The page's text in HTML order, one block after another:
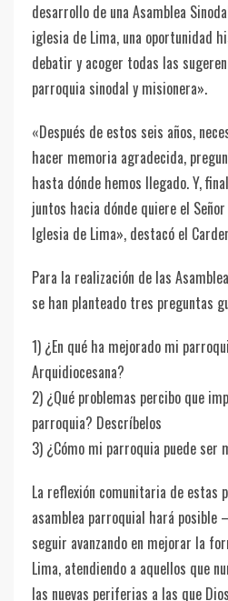
desarrollo de una Asamblea
iglesia de Lima, una oportunidad
debatir y acoger todas las
parroquia sinodal y misionera».
«Después de estos seis años,
hacer memoria agradecida,
hasta dónde hemos llegado. Y,
juntos hacia dónde quiere el
Iglesia de Lima», destacó el
Para la realización de las
se han planteado tres preguntas
1) ¿En qué ha mejorado mi
Arquidiocesana?
2) ¿Qué problemas percibo que
parroquia? Descríbelos
3) ¿Cómo mi parroquia puede ser
La reflexión comunitaria de estas
asamblea parroquial hará posible
seguir avanzando en mejorar la
Lima, atendiendo a aquellos que
las nuevas periferias a las que